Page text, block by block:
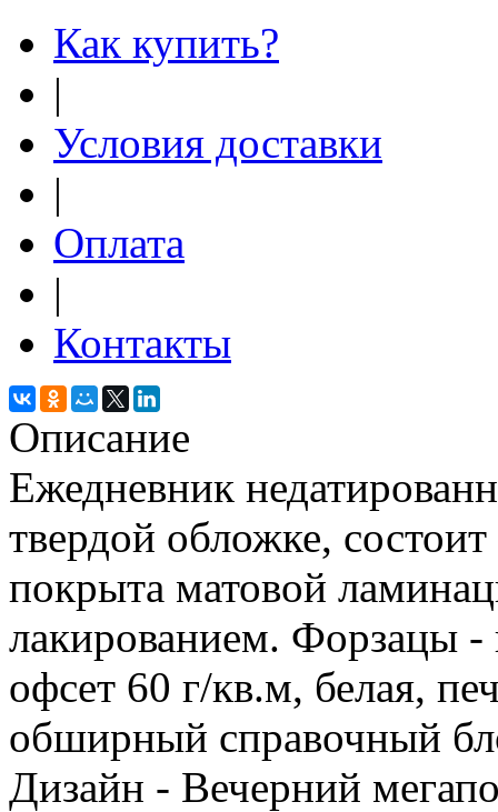
Как купить?
|
Условия доставки
|
Оплата
|
Контакты
Описание
Ежедневник
твердой обложке,
покрыта матовой
лакированием. Форзацы -
офсет 60 г/кв.м, белая,
обширный справочный
Дизайн - Вечерний